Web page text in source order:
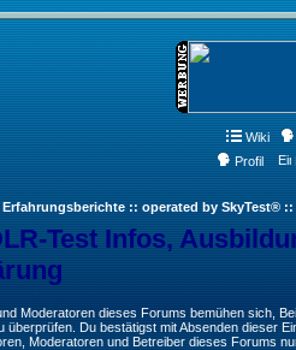
Wiki
Profil
:: operated by SkyTest®
Test Infos,
Moderatoren dieses Forums bemühen sich,
überprüfen. Du bestätigst mit Absenden dieser
Moderatoren und Betreiber dieses Forums